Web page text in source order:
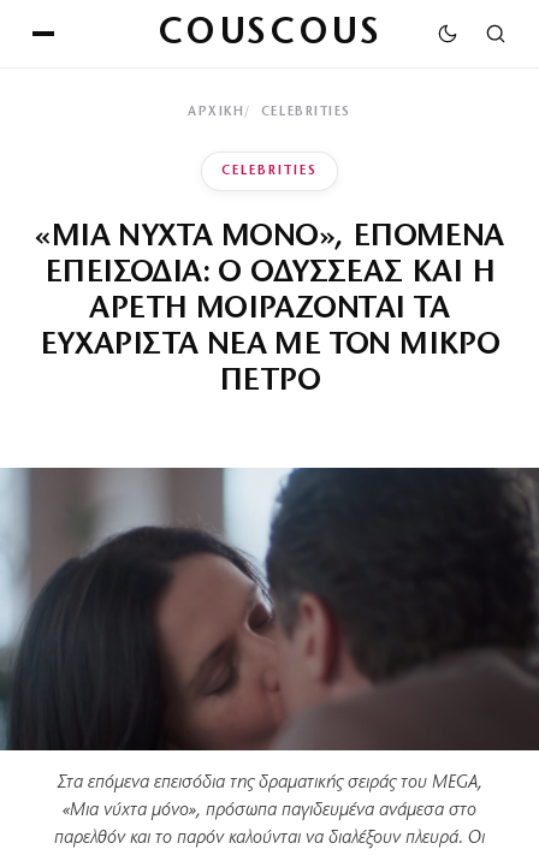
COUSCOUS
ΑΡΧΙΚΉ CELEBRITIES
CELEBRITIES
«ΜΙΑ ΝΥΧΤΑ ΜΟΝΟ», ΕΠΟΜΕΝΑ
ΕΠΕΙΣΟΔΙΑ: Ο ΟΔΥΣΣΕΑΣ ΚΑΙ Η
ΑΡΕΤΗ ΜΟΙΡΑΖΟΝΤΑΙ ΤΑ
ΕΥΧΑΡΙΣΤΑ ΝΕΑ ΜΕ ΤΟΝ ΜΙΚΡΟ
ΠΕΤΡΟ
Στα επόμενα επεισόδια της δραματικής σειράς του MEGA,
«Μια νύχτα μόνο», πρόσωπα παγιδευμένα ανάμεσα στο
παρελθόν και το παρόν καλούνται να διαλέξουν πλευρά. Οι